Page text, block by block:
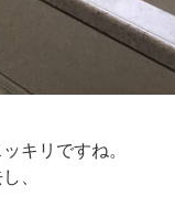
キリですね。
、